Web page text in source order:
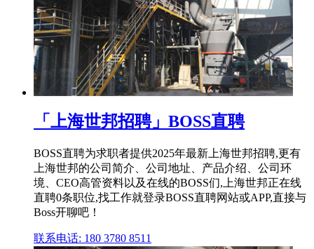
「上海世邦招聘」BOSS直聘
BOSS直聘为求职者提供2025年最新上海世邦招聘,更有
上海世邦的公司简介、公司地址、产品介绍、公司环
境、CEO高管资料以及在线的BOSS们,上海世邦正在线
直聘0条职位,找工作就登录BOSS直聘网站或APP,直接与
Boss开聊吧！
联系电话: 180 3780 8511